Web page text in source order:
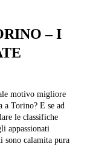
– I
motivo migliore
a Torino? E se ad
le classifiche
appassionati
sono calamita pura